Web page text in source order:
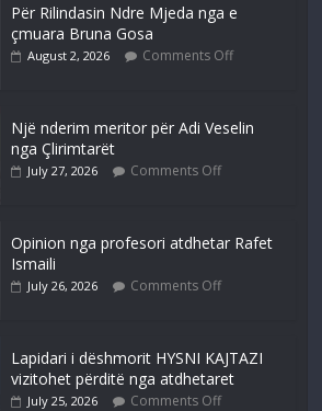
Për Rilindasin Ndre Mjeda nga e
çmuara Bruna Gosa
August 2, 2026 Comments Off
Një nderim meritor për Adi Veselin
nga Çlirimtarët
July 27, 2026 Comments Off
Opinion nga profesori atdhetar Rafet
Ismaili
July 26, 2026 Comments Off
Lapidari i dëshmorit HYSNI KAJTAZI
vizitohet përditë nga atdhetaret
July 25, 2026 Comments Off